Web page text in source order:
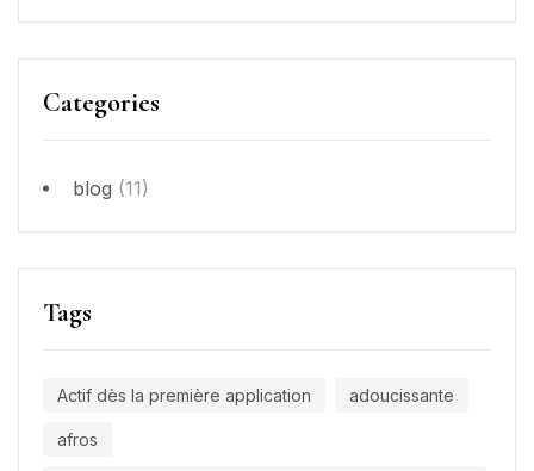
Categories
blog (11)
Tags
Actif dès la première application adoucissante
afros